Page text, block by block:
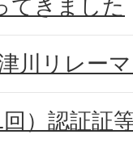
てきました
川リレー
）認証証